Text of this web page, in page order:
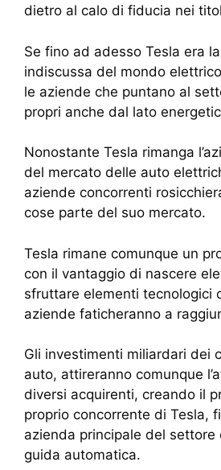
dietro al calo di fiducia nei
Se fino ad adesso Tesla era
indiscussa del mondo
le aziende che puntano al
propri anche dal lato
Nonostante Tesla rimanga
del mercato delle auto
aziende concorrenti
cose parte del suo mercato.
Tesla rimane comunque un
con il vantaggio di nascere
sfruttare elementi tecnologici
aziende faticheranno a
Gli investimenti miliardari dei
auto, attireranno comunque
diversi acquirenti, creando il
proprio concorrente di Tesla,
azienda principale del settore
guida automatica.